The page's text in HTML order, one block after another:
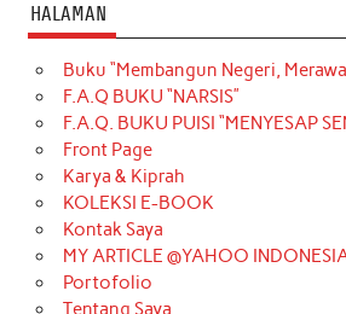
HALAMAN
Buku “Membangun Negeri,
F.A.Q BUKU “NARSIS”
F.A.Q. BUKU PUISI “MENYESAP
Front Page
Karya & Kiprah
KOLEKSI E-BOOK
Kontak Saya
MY ARTICLE @YAHOO
Portofolio
Tentang Saya